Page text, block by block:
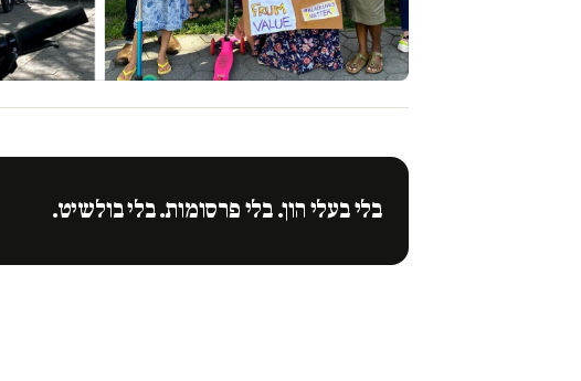
בלי בעלי הון. בלי פרסומות. בלי בולשיט.